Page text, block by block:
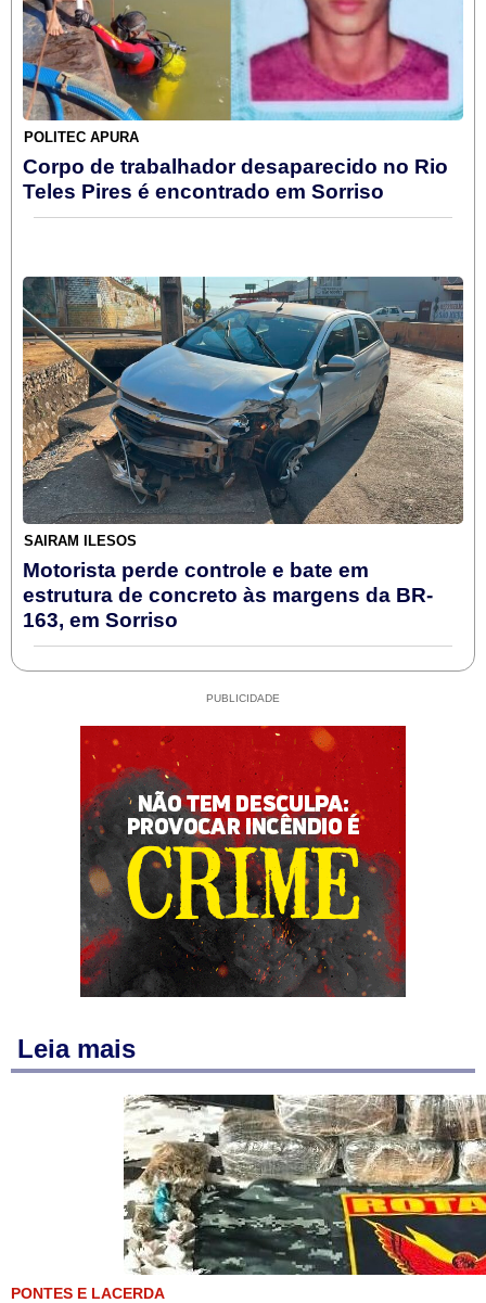
POLITEC APURA
Corpo de trabalhador desaparecido no Rio
Teles Pires é encontrado em Sorriso
SAIRAM ILESOS
Motorista perde controle e bate em
estrutura de concreto às margens da BR-
163, em Sorriso
PUBLICIDADE
Leia mais
PONTES E LACERDA